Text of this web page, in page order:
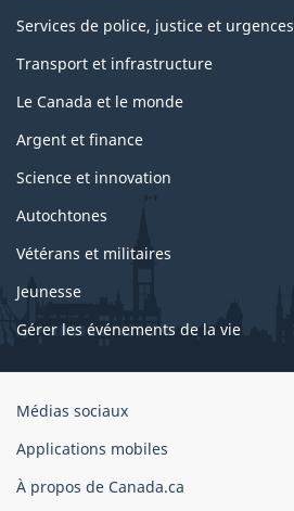
Services de police, justice et urgences
Transport et infrastructure
Le Canada et le monde
Argent et finance
Science et innovation
Autochtones
Vétérans et militaires
Jeunesse
Gérer les événements de la vie
Organisation
gouvernement
du
Canada
Médias sociaux
Applications mobiles
À propos de Canada.ca